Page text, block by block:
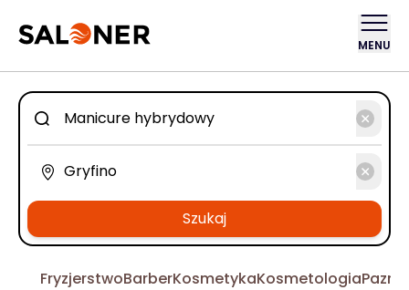
MENU
Szukaj
FryzjerstwoBarberKosmetykaKosmetologia